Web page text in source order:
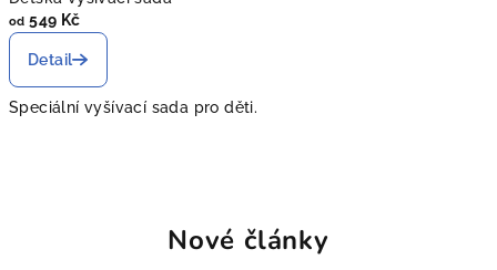
od 549 Kč
Detail
Speciální vyšívací sada pro děti.
Nové články